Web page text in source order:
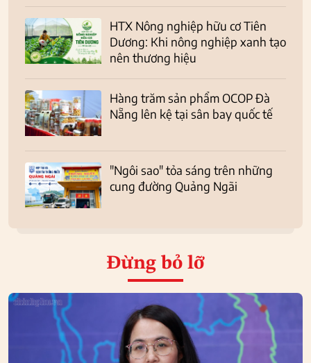
HTX Nông nghiệp hữu cơ Tiên
Dương: Khi nông nghiệp xanh tạo
nên thương hiệu
Hàng trăm sản phẩm OCOP Đà
Nẵng lên kệ tại sân bay quốc tế
"Ngôi sao" tỏa sáng trên những
cung đường Quảng Ngãi
Đừng bỏ lỡ